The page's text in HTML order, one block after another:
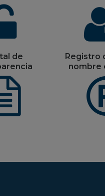
de
Registro
nombre